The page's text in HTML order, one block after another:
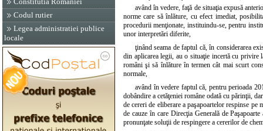
Codul rutier
Legea administratiei publice
locale
având în vedere, faţă de situaţia expusă
norme care să înlăture, cu efect imediat,
procedurii menţionate, instituindu-se, pentru
unor interpretări diferite,
ţinând seama de faptul că, în considerarea
din aplicarea legii, au o situaţie incertă cu privire
români şi să înlăture în termen cât mai scurt
normale,
având în vedere faptul că, pentru perioada
dobândire a cetăţeniei române odată cu părinţii,
de cereri de eliberare a paşapoartelor respinse
de cauze în care Direcţia Generală de
pronunţate soluţii de respingere a cererilor de